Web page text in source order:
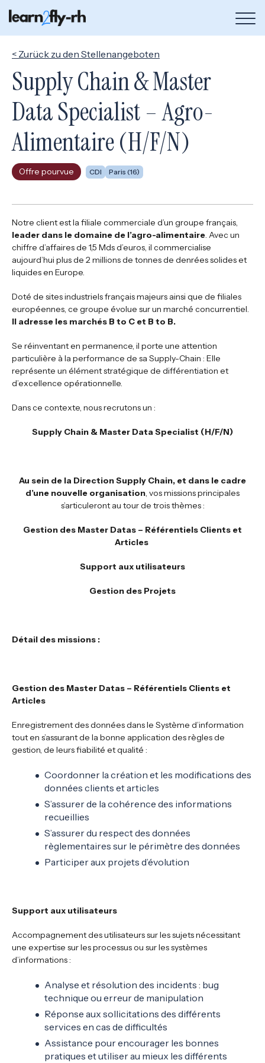
de
< Zurück zu den Stellenangeboten
Supply Chain & Master
Data Specialist – Agro-
Alimentaire (H/F/N)
Offre pourvue CDI Paris (16)
Notre client est la filiale commerciale d’un groupe français,
leader dans le domaine de l’agro-alimentaire. Avec un
chiffre d’affaires de 1,5 Mds d’euros, il commercialise
aujourd’hui plus de 2 millions de tonnes de denrées solides et
liquides en Europe.
Doté de sites industriels français majeurs ainsi que de filiales
européennes, ce groupe évolue sur un marché concurrentiel.
Il adresse les marchés B to C et B to B.
Se réinventant en permanence, il porte une attention
particulière à la performance de sa Supply-Chain : Elle
représente un élément stratégique de différentiation et
d’excellence opérationnelle.
Dans ce contexte, nous recrutons un :
Supply Chain & Master Data Specialist (H/F/N)
Au sein de la Direction Supply Chain, et dans le cadre
d’une nouvelle organisation, vos missions principales
s’articuleront au tour de trois thèmes :
Gestion des Master Datas – Référentiels Clients et
Articles
Support aux utilisateurs
Gestion des Projets
Détail des missions :
Gestion des Master Datas – Référentiels Clients et
Articles
Enregistrement des données dans le Système d’information
tout en s’assurant de la bonne application des règles de
gestion, de leurs fiabilité et qualité :
Coordonner la création et les modifications des
données clients et articles
S’assurer de la cohérence des informations
recueillies
S’assurer du respect des données
règlementaires sur le périmètre des données
Participer aux projets d’évolution
Support aux utilisateurs
Accompagnement des utilisateurs sur les sujets nécessitant
une expertise sur les processus ou sur les systèmes
d’informations :
Analyse et résolution des incidents : bug
technique ou erreur de manipulation
Réponse aux sollicitations des différents
services en cas de difficultés
Assistance pour encourager les bonnes
pratiques et utiliser au mieux les différents